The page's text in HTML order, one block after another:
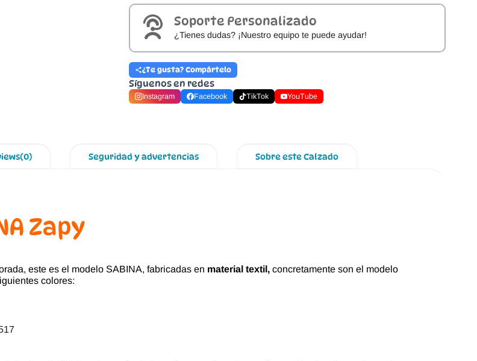
Soporte Personalizado
¿Tienes dudas? ¡Nuestro equipo te puede ayudar!
¿Te gusta? Compártelo
Síguenos en redes
Instagram Facebook TikTok YouTube
Seguridad y advertencias Sobre este Calzado
Zapy
este es el modelo SABINA, fabricadas en material textil, concretamente son el modelo
colores: